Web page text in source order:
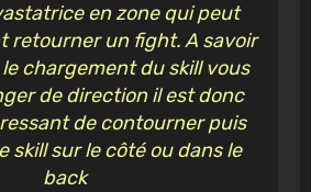
en zone qui peut
retourner un fight. A savoir
chargement du skill vous
de direction il est donc
de contourner puis
skill sur le côté ou dans le
back